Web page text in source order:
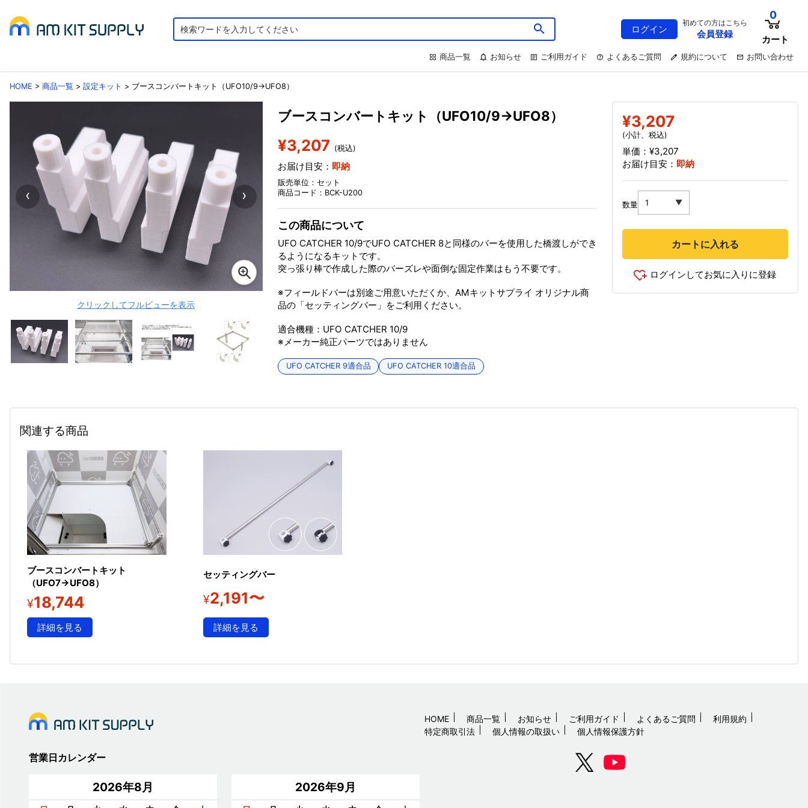
ログイン
初めての方はこちら
会員登録
0
カート
商品一覧 お知らせ ご利用ガイド よくあるご質問 規約について お問い合わせ
HOME > 商品一覧 > 設定キット > ブースコンバートキット（UFO10/9→UFO8）
‹ ›
クリックしてフルビューを表示
ブースコンバートキット（UFO10/9→UFO8）
¥3,207 (税込)
お届け目安： 即納
販売単位：セット
商品コード：BCK-U200
この商品について
UFO CATCHER 10/9でUFO CATCHER 8と同様のバーを使用した橋渡しができ
るようになるキットです。
突っ張り棒で作成した際のバーズレや面倒な固定作業はもう不要です。
※フィールドバーは別途ご用意いただくか、AMキットサプライ オリジナル商
品の「セッティングバー」をご利用ください。
適合機種：UFO CATCHER 10/9
※メーカー純正パーツではありません
UFO CATCHER 9適合品 UFO CATCHER 10適合品
¥3,207
(小計、税込)
単価：¥3,207
お届け目安： 即納
数量
カートに入れる
ログインしてお気に入りに登録
関連する商品
ブースコンバートキット
（UFO7→UFO8）
¥18,744
詳細を見る
セッティングバー
¥2,191〜
詳細を見る
営業日カレンダー
2026年8月 2026年9月
HOME 商品一覧 お知らせ ご利用ガイド よくあるご質問
利用規約
特定商取引法
個人情報の取扱い 個人情報保護方針